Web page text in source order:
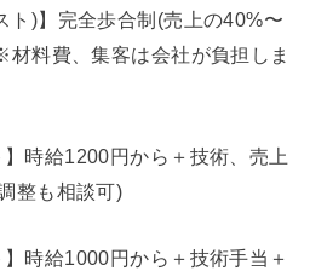
ト)】完全歩合制(売上の40%〜
費、集客は会社が負担しま
】時給1200円から＋技術、売上
整も相談可)
】時給1000円から＋技術手当＋